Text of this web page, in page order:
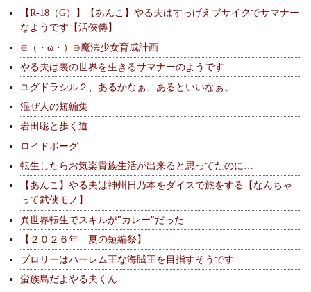
【R-18（G）】【あんこ】やる夫はすっげえブサイクでサマナー
なようです【活俠傳】
∈（・ω・）∋魔法少女育成計画
やる夫は裏の世界を生きるサマナーのようです
ユグドラシル２、あるかなぁ、あるといいなぁ。
混ぜ人の短編集
岩田聡と歩く道
ロイドボーグ
転生したらお気楽貴族生活が出来ると思ってたのに…
【あんこ】やる夫は神州日乃本をダイスで旅をする【なんちゃ
って武侠モノ】
異世界転生でスキルが"カレー"だった
【２０２６年 夏の短編祭】
ブロリーはハーレム王な海賊王を目指すそうです
蛮族島だよやる夫くん